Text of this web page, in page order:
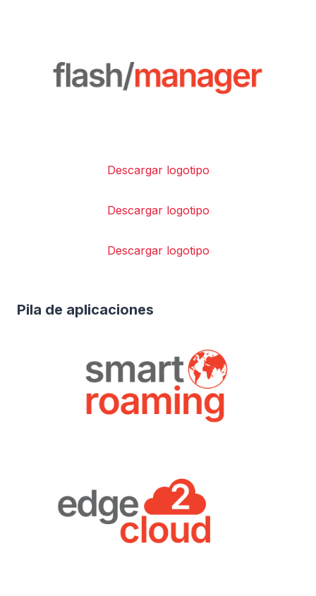
Descargar logotipo
Descargar logotipo
Descargar logotipo
Pila de aplicaciones